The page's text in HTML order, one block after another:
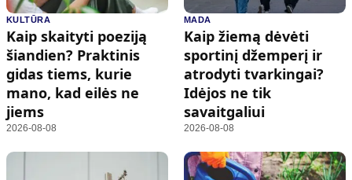
KULTŪRA
Kaip skaityti poeziją
šiandien? Praktinis
gidas tiems, kurie
mano, kad eilės ne
jiems
2026-08-08
MADA
Kaip žiemą dėvėti
sportinį džemperį ir
atrodyti tvarkingai?
Idėjos ne tik
savaitgaliui
2026-08-08